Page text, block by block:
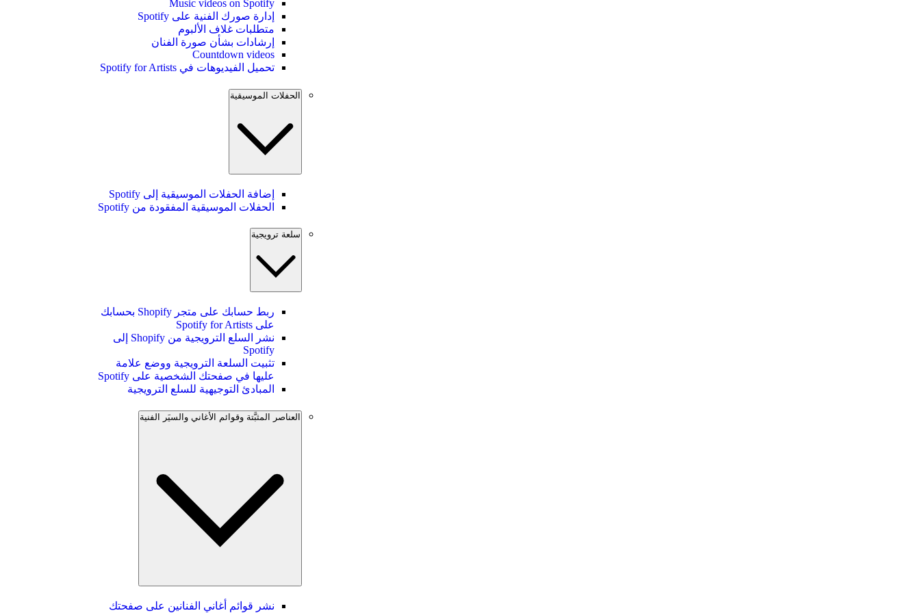
Music videos on Spotify
إدارة صورك الفنية على Spotify
متطلبات غلاف الألبوم
إرشادات بشأن صورة الفنان
Countdown videos
تحميل الفيديوهات في Spotify for Artists
الحفلات الموسيقية
إضافة الحفلات الموسيقية إلى Spotify
الحفلات الموسيقية المفقودة من Spotify
سلعة ترويجية
ربط حسابك على متجر Shopify بحسابك
على Spotify for Artists
نشر السلع الترويجية من Shopify إلى
Spotify
تثبيت السلعة الترويجية ووضع علامة
عليها في صفحتك الشخصية على Spotify
المبادئ التوجيهية للسلع الترويجية
العناصر المثبَّتة وقوائم الأغاني والسيَر الفنية
نشر قوائم أغاني الفنانين على صفحتك